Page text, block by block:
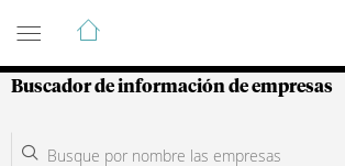
Guía de Empresas
Buscador de información de empresas